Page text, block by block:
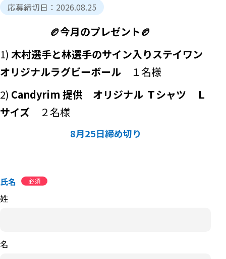
応募締切日： 2026.08.25
🏉今月のプレゼント🏉
1) 木村選手と林選手のサイン入りステイワン
オリジナルラグビーボール １名様
2) Candyrim 提供 オリジナル Ｔシャツ Ｌ
サイズ
２名様
8月25日締め切り
氏名 必須
姓
名